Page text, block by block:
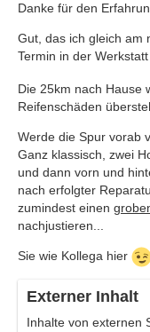
Danke für den
Gut, das ich gleich am
Termin in der
Die 25km nach Hause
Reifenschäden
Werde die Spur vorab
Ganz klassisch, zwei
und dann vorn und
nach erfolgter
zumindest einen
nachjustieren...
Sie wie Kollega hier
Externer Inhalt
Inhalte von externen